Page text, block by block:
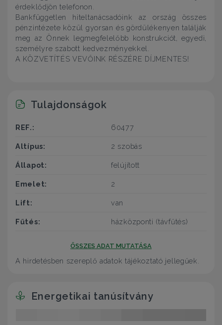
érdeklődjön telefonon.
Bankfüggetlen hiteltanácsadóink az ország összes
pénzintézete közül gyorsan és gördülékenyen találják
meg az Önnek legmegfelelőbb konstrukciót, egyedi,
személyre szabott kedvezményekkel.
A KÖZVETÍTÉS VEVŐINK RÉSZÉRE DÍJMENTES!
Tulajdonságok
REF.: 60477
Altípus: 2 szobás
Állapot: felújított
Emelet: 2
Lift: van
Fűtés: házközponti (távfűtés)
ÖSSZES ADAT MUTATÁSA
A hirdetésben szereplő adatok tájékoztató jellegűek.
Energetikai tanúsítvány